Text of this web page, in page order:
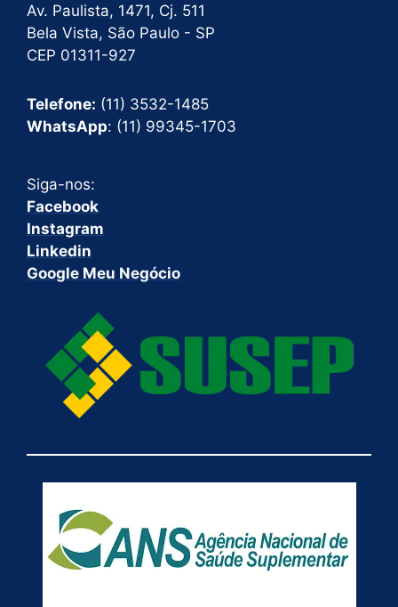
Av. Paulista, 1471, Cj. 511
Bela Vista, São Paulo - SP
CEP 01311-927
Telefone: (11) 3532-1485
WhatsApp: (11) 99345-1703
Siga-nos:
Facebook
Instagram
Linkedin
Google Meu Negócio